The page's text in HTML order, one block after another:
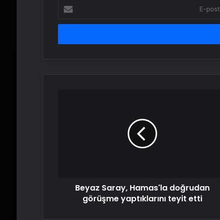
posta
adresinizi
Beyaz Saray, Hamas'la doğrudan
görüşme yaptıklarını teyit etti